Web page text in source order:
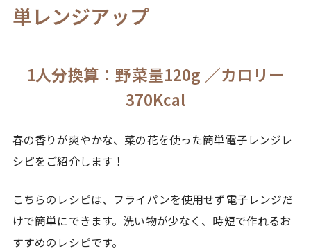
単レンジアップ
1人分換算：野菜量120g ／カロリー
370Kcal
春の香りが爽やかな、菜の花を使った簡単電子レンジレ
シピをご紹介します！
こちらのレシピは、フライパンを使用せず電子レンジだ
けで簡単にできます。洗い物が少なく、時短で作れるお
すすめのレシピです。